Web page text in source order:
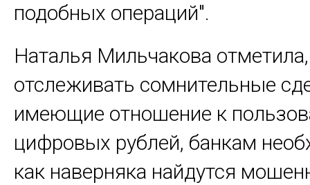
подобных операций".
Наталья Мильчакова
отслеживать сомнительные
имеющие отношение к
цифровых рублей, банкам
как наверняка найдутся